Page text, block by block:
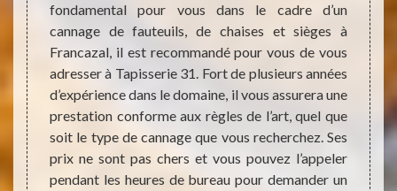
et
Il
frais
à
ne
fondamental pour vous dans le cadre d’un
cannage de fauteuils, de chaises et sièges à
Francazal, il est recommandé pour vous de vous
adresser à Tapisserie 31. Fort de plusieurs années
d’expérience dans le domaine, il vous assurera une
prestation conforme aux règles de l’art, quel que
soit le type de cannage que vous recherchez. Ses
prix ne sont pas chers et vous pouvez l’appeler
pendant les heures de bureau pour demander un
de